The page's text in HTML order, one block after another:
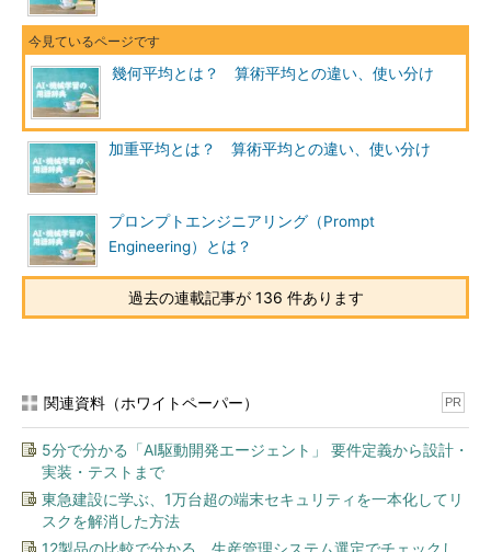
幾何平均とは？ 算術平均との違い、使い分け
加重平均とは？ 算術平均との違い、使い分け
プロンプトエンジニアリング（Prompt
Engineering）とは？
過去の連載記事が 136 件あります
関連資料（ホワイトペーパー） PR
5分で分かる「AI駆動開発エージェント」 要件定義から設計・
実装・テストまで
東急建設に学ぶ、1万台超の端末セキュリティを一本化してリ
スクを解消した方法
12製品の比較で分かる、生産管理システム選定でチェックし